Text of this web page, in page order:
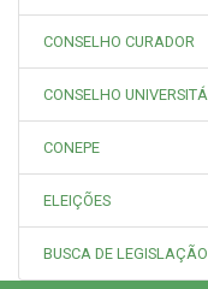
CONSELHO CURADOR
CONSELHO
CONEPE
ELEIÇÕES
BUSCA DE LEGISLAÇÃO